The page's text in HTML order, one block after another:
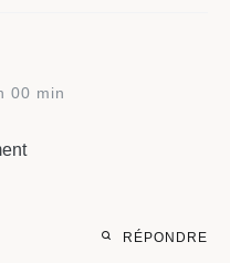
00 min
RÉPONDRE